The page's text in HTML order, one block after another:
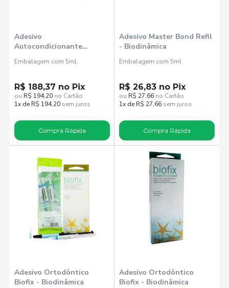
Adesivo
Autocondicionante
Biodinamica
Embalagem com 5ml.
R$ 188,37 no Pix
ou R$ 194,20 no Cartão
1x de R$ 194,20 sem juros
Compra Rápida
Adesivo Master Bond Refil
- Biodinâmica
Embalagem com 5ml.
R$ 26,83 no Pix
ou R$ 27,66 no Cartão
1x de R$ 27,66 sem juros
Compra Rápida
Adesivo Ortodôntico
Biofix - Biodinâmica
Adesivo Ortodôntico
Biofix - Biodinâmica